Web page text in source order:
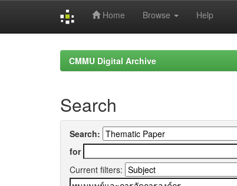
Home Browse Help
CMMU Digital Archive
Search
Search:
for
Current filters: